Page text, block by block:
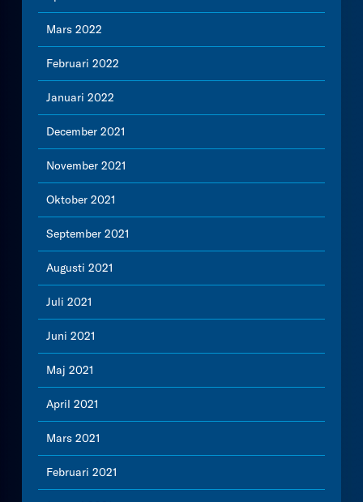
Mars 2022
Februari 2022
Januari 2022
December 2021
November 2021
Oktober 2021
September 2021
Augusti 2021
Juli 2021
Juni 2021
Maj 2021
April 2021
Mars 2021
Februari 2021